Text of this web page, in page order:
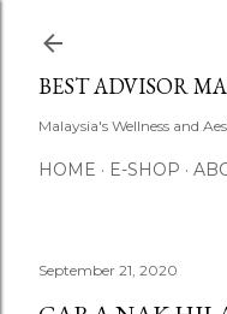
BEST ADVISOR
Malaysia's Wellness and
HOME E-SHOP
September 21, 2020